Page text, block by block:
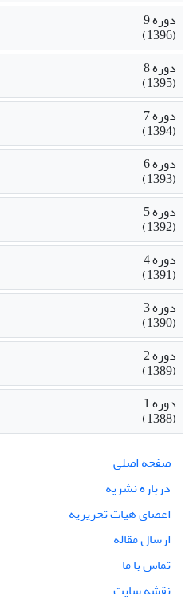
دوره 9
(1396)
دوره 8
(1395)
دوره 7
(1394)
دوره 6
(1393)
دوره 5
(1392)
دوره 4
(1391)
دوره 3
(1390)
دوره 2
(1389)
دوره 1
(1388)
صفحه اصلی
درباره نشریه
اعضای هیات تحریریه
ارسال مقاله
تماس با ما
نقشه سایت